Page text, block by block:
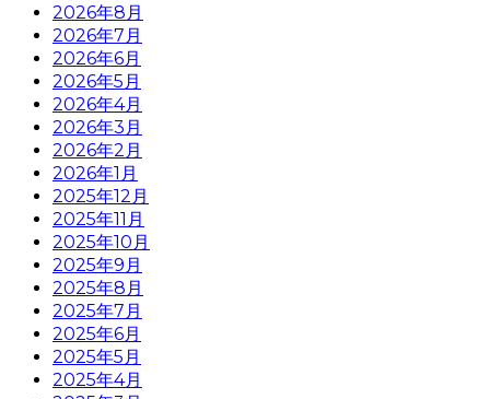
2026年8月
2026年7月
2026年6月
2026年5月
2026年4月
2026年3月
2026年2月
2026年1月
2025年12月
2025年11月
2025年10月
2025年9月
2025年8月
2025年7月
2025年6月
2025年5月
2025年4月